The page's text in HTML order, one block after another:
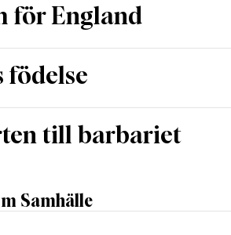
för England
födelse
till barbariet
Samhälle